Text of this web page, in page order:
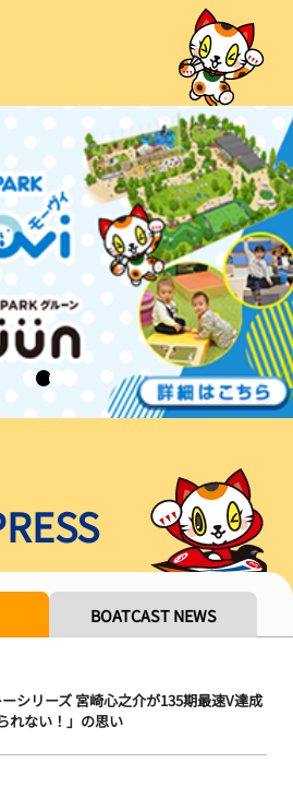
BOATCAST NEWS
ーシリーズ 宮崎心之介が135期最速V達成
れない！」の思い